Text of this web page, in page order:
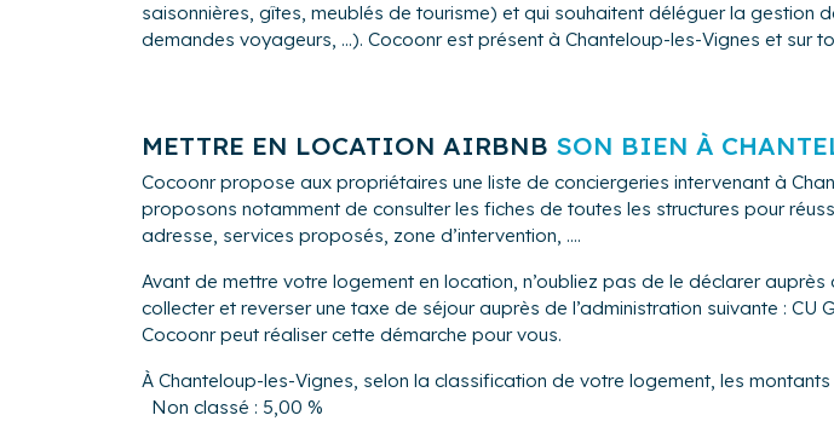
saisonnières, gîtes, meublés de tourisme) et qui souhaitent déléguer la
demandes voyageurs, ...). Cocoonr est présent à Chanteloup-les-Vignes et sur
METTRE EN LOCATION AIRBNB SON BIEN À
Cocoonr propose aux propriétaires une liste de conciergeries intervenant à
proposons notamment de consulter les fiches de toutes les structures pour
adresse, services proposés, zone d’intervention, ....
Avant de mettre votre logement en location, n’oubliez pas de le déclarer
collecter et reverser une taxe de séjour auprès de l’administration suivante : CU
Cocoonr peut réaliser cette démarche pour vous.
À Chanteloup-les-Vignes, selon la classification de votre logement, les
Non classé : 5,00 %